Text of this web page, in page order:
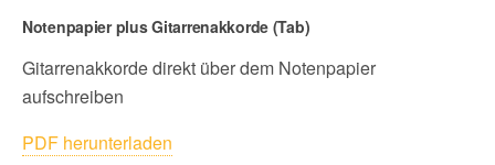
Notenpapier plus Gitarrenakkorde (Tab)
Gitarrenakkorde direkt über dem Notenpapier
aufschreiben
PDF herunterladen